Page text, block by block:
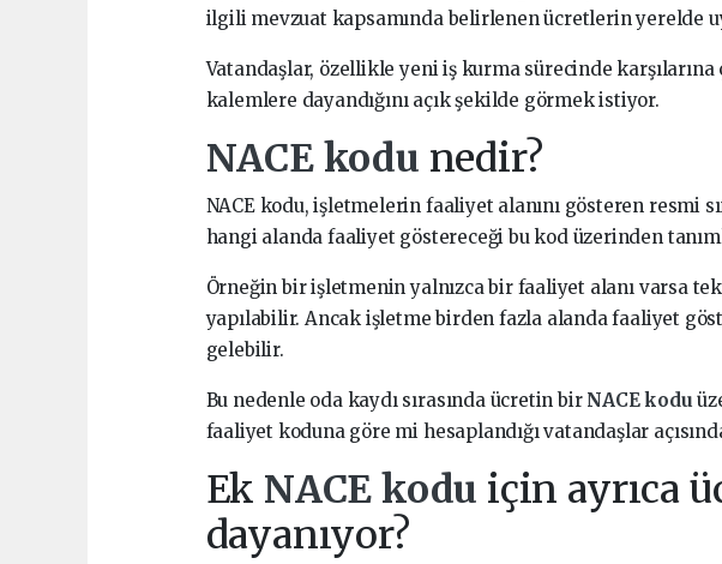
ilgili mevzuat kapsamında belirlenen ücretlerin yerelde
Vatandaşlar, özellikle yeni iş kurma sürecinde
kalemlere dayandığını açık şekilde görmek istiyor.
NACE kodu nedir?
NACE kodu, işletmelerin faaliyet alanını gösteren resmi
hangi alanda faaliyet göstereceği bu kod üzerinden
Örneğin bir işletmenin yalnızca bir faaliyet alanı varsa tek
yapılabilir. Ancak işletme birden fazla alanda faaliyet
gelebilir.
Bu nedenle oda kaydı sırasında ücretin bir NACE kodu
faaliyet koduna göre mi hesaplandığı vatandaşlar
Ek NACE kodu için ayrıca
dayanıyor?